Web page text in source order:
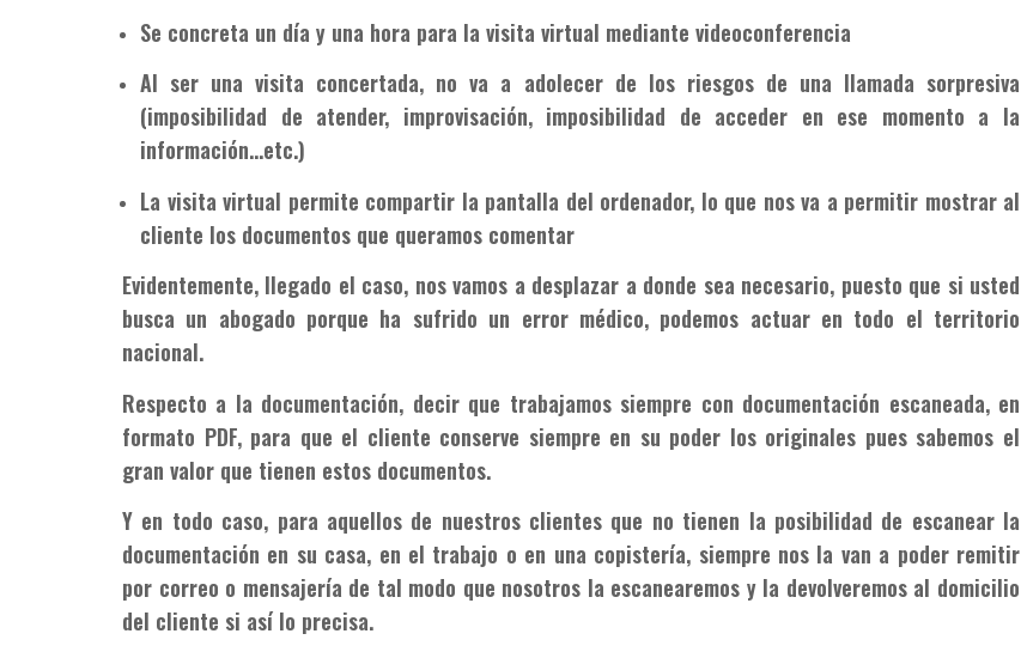
Se concreta un día y una hora para la visita virtual mediante videoconferencia
Al ser una visita concertada, no va a adolecer de los riesgos de una llamada sorpresiva
(imposibilidad de atender, improvisación, imposibilidad de acceder en ese momento a la
información…etc.)
La visita virtual permite compartir la pantalla del ordenador, lo que nos va a permitir mostrar al
cliente los documentos que queramos comentar
Evidentemente, llegado el caso, nos vamos a desplazar a donde sea necesario, puesto que si usted
busca un abogado porque ha sufrido un error médico, podemos actuar en todo el territorio
nacional.
Respecto a la documentación, decir que trabajamos siempre con documentación escaneada, en
formato PDF, para que el cliente conserve siempre en su poder los originales pues sabemos el
gran valor que tienen estos documentos.
Y en todo caso, para aquellos de nuestros clientes que no tienen la posibilidad de escanear la
documentación en su casa, en el trabajo o en una copistería, siempre nos la van a poder remitir
por correo o mensajería de tal modo que nosotros la escanearemos y la devolveremos al domicilio
del cliente si así lo precisa.